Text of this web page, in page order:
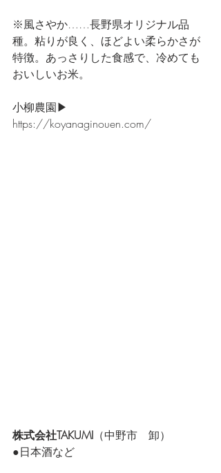
※風さやか……長野県オリジナル品
種。粘りが良く、ほどよい柔らかさが
特徴。あっさりした食感で、冷めても
おいしいお米。
小柳農園▶
https://koyanaginouen.com/
株式会社TAKUMI （中野市　卸）
●日本酒など